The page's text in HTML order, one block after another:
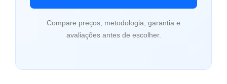
Compare preços, metodologia, garantia e
avaliações antes de escolher.